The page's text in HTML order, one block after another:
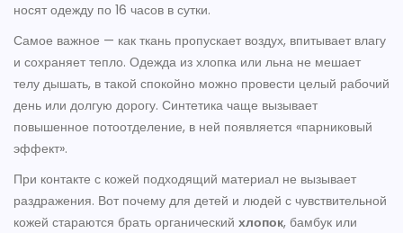
носят одежду по 16 часов в сутки.
Самое важное — как ткань пропускает воздух, впитывает влагу
и сохраняет тепло. Одежда из хлопка или льна не мешает
телу дышать, в такой спокойно можно провести целый рабочий
день или долгую дорогу. Синтетика чаще вызывает
повышенное потоотделение, в ней появляется «парниковый
эффект».
При контакте с кожей подходящий материал не вызывает
раздражения. Вот почему для детей и людей с чувствительной
кожей стараются брать органический хлопок, бамбук или